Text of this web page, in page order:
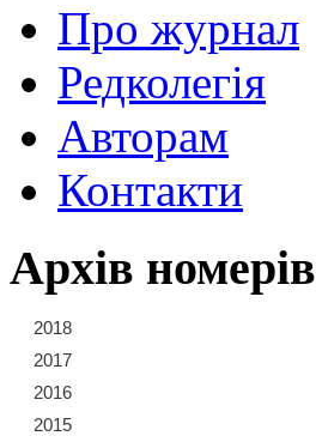
Про журнал
Редколегія
Авторам
Контакти
Архів номерів
2018
2017
2016
2015